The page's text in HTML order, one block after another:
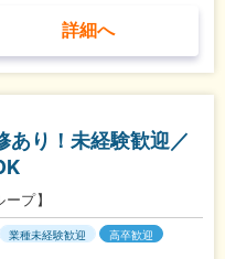
詳細へ
あり！未経験歓迎／
プ】
業種未経験歓迎 高卒歓迎